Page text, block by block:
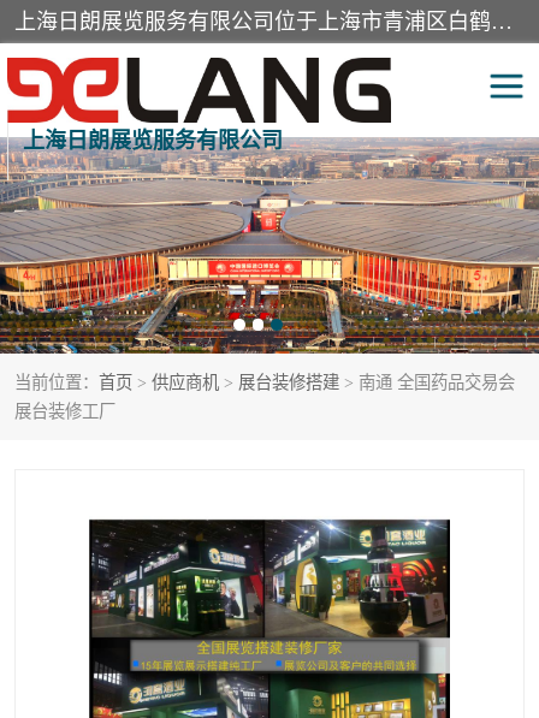
上海日朗展览服务有限公司位于上海市青浦区白鹤镇，营业范围有展览展示会务服务，室内装饰设计及施工，展示道具设计制作，舞台设计，图文设计，灯箱制作，园林绿化工程，广告装潢材料，建筑材料，办公用品，工艺礼品日用百货销售。
上海日朗展览服务有限公司
当前位置： 首页 > 供应商机 > 展台装修搭建 > 南通 全国药品交易会
展台装修工厂
展台装修搭建 活动会议执行
展厅装修 专柜制作
展会装修设计 展会搭建
活动策划 展会服务